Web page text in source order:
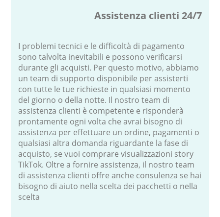
Assistenza clienti 24/7
I problemi tecnici e le difficoltà di pagamento
sono talvolta inevitabili e possono verificarsi
durante gli acquisti. Per questo motivo, abbiamo
un team di supporto disponibile per assisterti
con tutte le tue richieste in qualsiasi momento
del giorno o della notte. Il nostro team di
assistenza clienti è competente e risponderà
prontamente ogni volta che avrai bisogno di
assistenza per effettuare un ordine, pagamenti o
qualsiasi altra domanda riguardante la fase di
acquisto, se vuoi comprare visualizzazioni story
TikTok. Oltre a fornire assistenza, il nostro team
di assistenza clienti offre anche consulenza se hai
bisogno di aiuto nella scelta dei pacchetti o nella
scelta